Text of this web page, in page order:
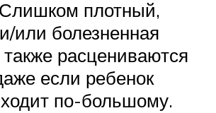
Слишком плотный,
или болезненная
расцениваются
если ребенок
по-большому.